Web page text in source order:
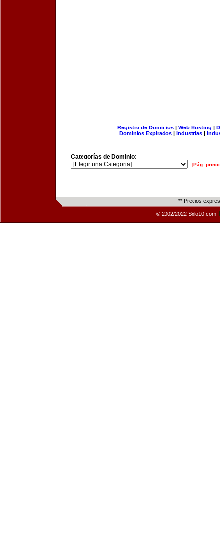
Registro de Dominios| Web Hosting |
Dominios Expirados | Industrias |
Categorías de Dominio:
[Pág.
** Precios
© 2002/2022 Solo10.com